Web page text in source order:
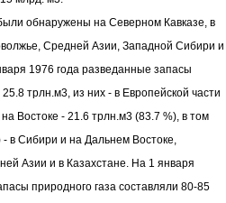
обнаружены на Северном Кавказе, в
Средней Азии, Западной Сибири и
1976 года разведанные запасы
трлн.м3, из них - в Европейской части
Востоке - 21.6 трлн.м3 (83.7 %), в том
в Сибири и на Дальнем Востоке,
Азии и в Казахстане. На 1 января
природного газа составляли 80-85